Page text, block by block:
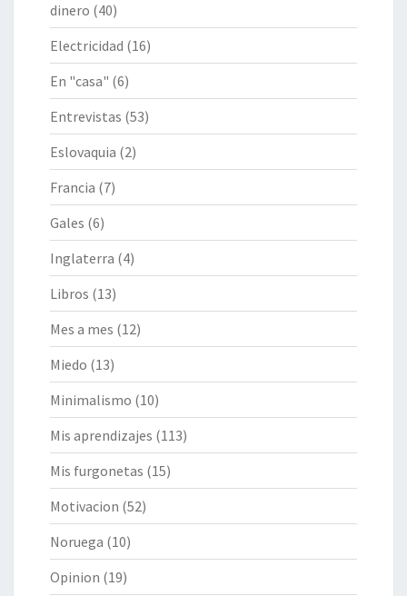
dinero (40)
Electricidad (16)
En "casa" (6)
Entrevistas (53)
Eslovaquia (2)
Francia (7)
Gales (6)
Inglaterra (4)
Libros (13)
Mes a mes (12)
Miedo (13)
Minimalismo (10)
Mis aprendizajes (113)
Mis furgonetas (15)
Motivacion (52)
Noruega (10)
Opinion (19)